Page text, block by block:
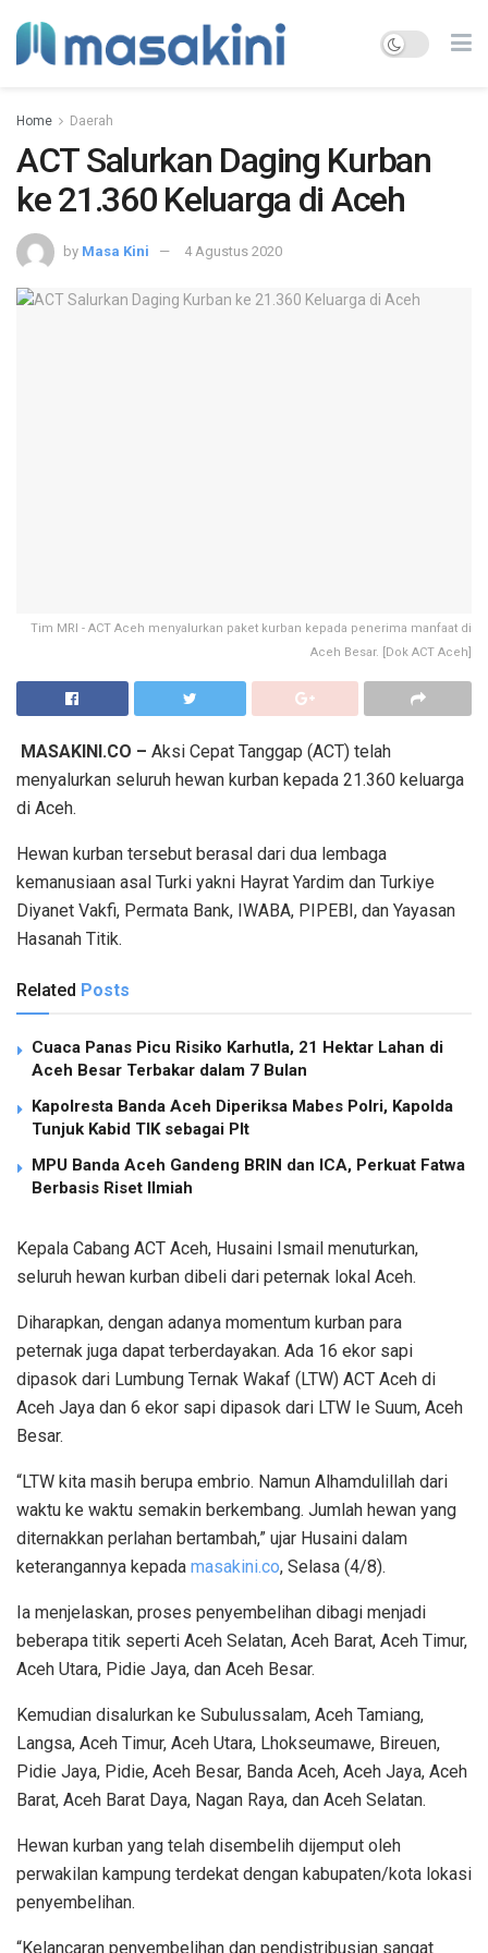
Home Daerah
ACT Salurkan Daging Kurban
ke 21.360 Keluarga di Aceh
by Masa Kini 4 Agustus 2020
Tim MRI - ACT Aceh menyalurkan paket kurban kepada penerima manfaat di
Aceh Besar. [Dok ACT Aceh]
MASAKINI.CO – Aksi Cepat Tanggap (ACT) telah
menyalurkan seluruh hewan kurban kepada 21.360 keluarga
di Aceh.
Hewan kurban tersebut berasal dari dua lembaga
kemanusiaan asal Turki yakni Hayrat Yardim dan Turkiye
Diyanet Vakfi, Permata Bank, IWABA, PIPEBI, dan Yayasan
Hasanah Titik.
Related Posts
Cuaca Panas Picu Risiko Karhutla, 21 Hektar Lahan di
Aceh Besar Terbakar dalam 7 Bulan
Kapolresta Banda Aceh Diperiksa Mabes Polri, Kapolda
Tunjuk Kabid TIK sebagai Plt
MPU Banda Aceh Gandeng BRIN dan ICA, Perkuat Fatwa
Berbasis Riset Ilmiah
Kepala Cabang ACT Aceh, Husaini Ismail menuturkan,
seluruh hewan kurban dibeli dari peternak lokal Aceh.
Diharapkan, dengan adanya momentum kurban para
peternak juga dapat terberdayakan. Ada 16 ekor sapi
dipasok dari Lumbung Ternak Wakaf (LTW) ACT Aceh di
Aceh Jaya dan 6 ekor sapi dipasok dari LTW Ie Suum, Aceh
Besar.
“LTW kita masih berupa embrio. Namun Alhamdulillah dari
waktu ke waktu semakin berkembang. Jumlah hewan yang
diternakkan perlahan bertambah,” ujar Husaini dalam
keterangannya kepada masakini.co, Selasa (4/8).
Ia menjelaskan, proses penyembelihan dibagi menjadi
beberapa titik seperti Aceh Selatan, Aceh Barat, Aceh Timur,
Aceh Utara, Pidie Jaya, dan Aceh Besar.
Kemudian disalurkan ke Subulussalam, Aceh Tamiang,
Langsa, Aceh Timur, Aceh Utara, Lhokseumawe, Bireuen,
Pidie Jaya, Pidie, Aceh Besar, Banda Aceh, Aceh Jaya, Aceh
Barat, Aceh Barat Daya, Nagan Raya, dan Aceh Selatan.
Hewan kurban yang telah disembelih dijemput oleh
perwakilan kampung terdekat dengan kabupaten/kota lokasi
penyembelihan.
“Kelancaran penyembelihan dan pendistribusian sangat